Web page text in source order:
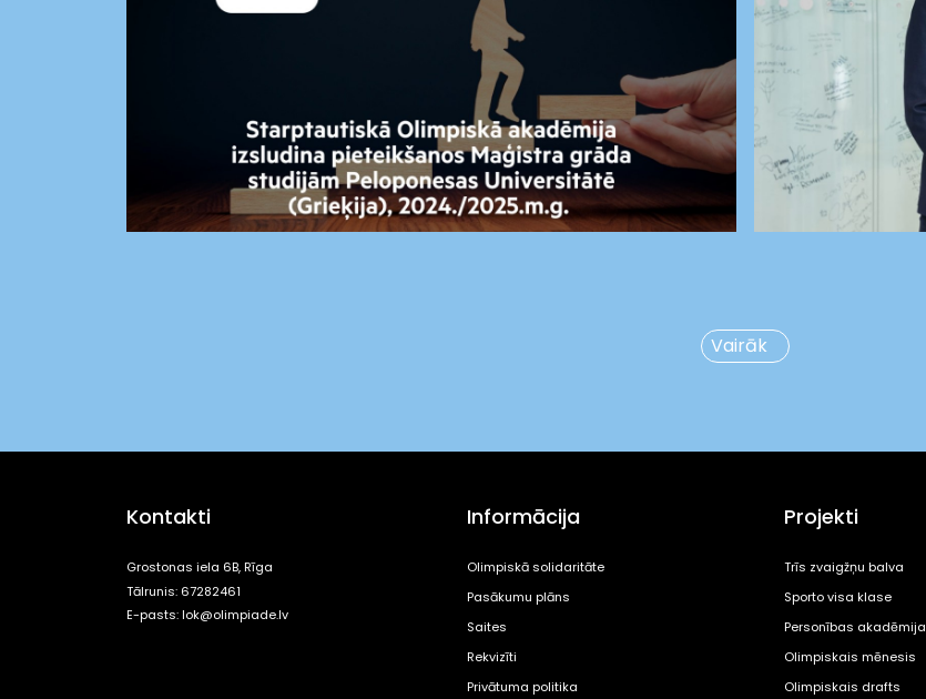
Vairāk
Kontakti
Grostonas iela 6B, Rīga
Tālrunis: 67282461
E-pasts:lok@olimpiade.lv
Informācija
Olimpiskā solidaritāte
Pasākumu plāns
Saites
Rekvizīti
Privātuma politika
Projekti
Trīs zvaigžņu balva
Sporto visa klase
Personības akadēmija
Olimpiskais mēnesis
Olimpiskais drafts